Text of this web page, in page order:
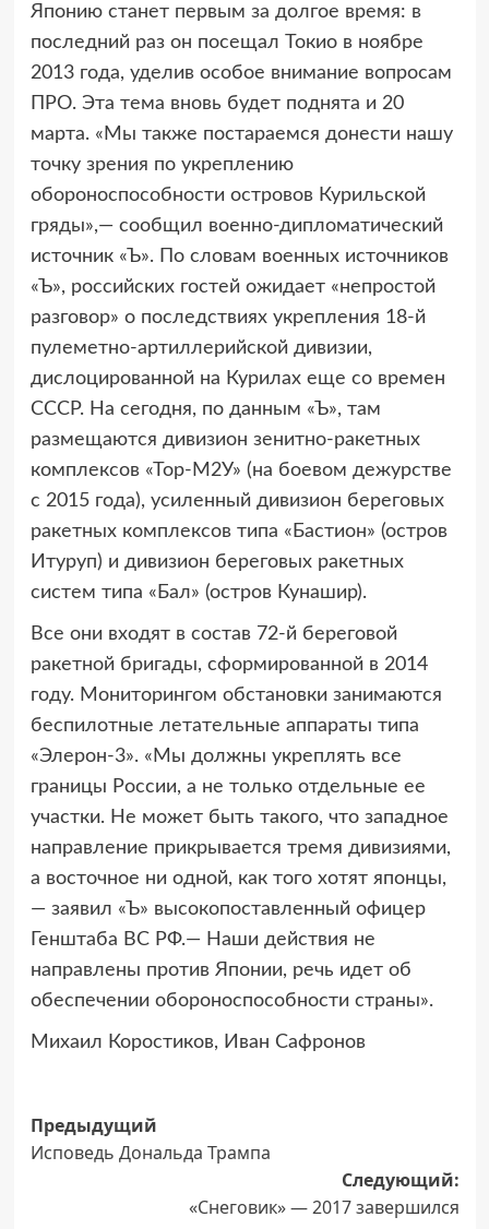
Японию станет первым за долгое время: в
последний раз он посещал Токио в ноябре
2013 года, уделив особое внимание вопросам
ПРО. Эта тема вновь будет поднята и 20
марта. «Мы также постараемся донести нашу
точку зрения по укреплению
обороноспособности островов Курильской
гряды»,— сообщил военно-дипломатический
источник «Ъ». По словам военных источников
«Ъ», российских гостей ожидает «непростой
разговор» о последствиях укрепления 18-й
пулеметно-артиллерийской дивизии,
дислоцированной на Курилах еще со времен
СССР. На сегодня, по данным «Ъ», там
размещаются дивизион зенитно-ракетных
комплексов «Тор-М2У» (на боевом дежурстве
с 2015 года), усиленный дивизион береговых
ракетных комплексов типа «Бастион» (остров
Итуруп) и дивизион береговых ракетных
систем типа «Бал» (остров Кунашир).
Все они входят в состав 72-й береговой
ракетной бригады, сформированной в 2014
году. Мониторингом обстановки занимаются
беспилотные летательные аппараты типа
«Элерон-3». «Мы должны укреплять все
границы России, а не только отдельные ее
участки. Не может быть такого, что западное
направление прикрывается тремя дивизиями,
а восточное ни одной, как того хотят японцы,
— заявил «Ъ» высокопоставленный офицер
Генштаба ВС РФ.— Наши действия не
направлены против Японии, речь идет об
обеспечении обороноспособности страны».
Михаил Коростиков, Иван Сафронов
Навигация
записи
Предыдущий
Исповедь Дональда Трампа
Следующий:
«Снеговик» — 2017 завершился